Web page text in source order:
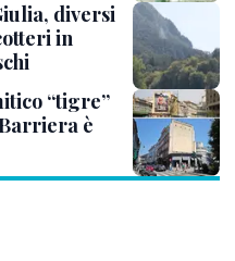
diversi
in
“tigre”
è